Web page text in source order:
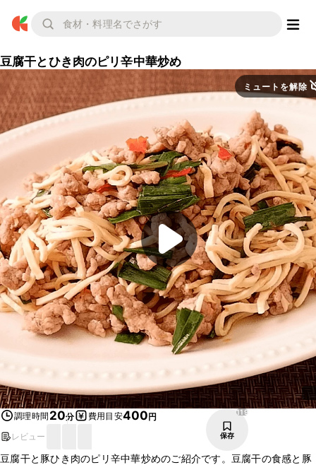
豆腐干とひき肉のピリ辛中華炒め
ミュートを解除
調理時間 20分 費用目安400円
レビュー
119
保存
豆腐干と豚ひき肉のピリ辛中華炒めのご紹介です。豆腐干の食感と豚